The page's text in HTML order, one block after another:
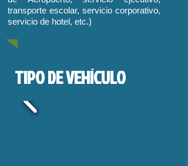
transporte escolar, servicio corporativo,
servicio de hotel, etc.)
​TIPO DE VEHÍCULO